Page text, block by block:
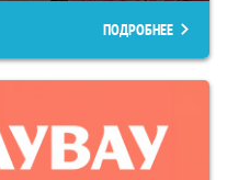
ПОДРОБНЕЕ